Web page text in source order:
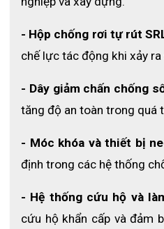
- Hộp chống rơi tự rút
chế lực tác động khi xảy ra
- Dây giảm chấn chống
tăng độ an toàn trong quá
- Móc khóa và thiết bị
định trong các hệ thống
- Hệ thống cứu hộ và
cứu hộ khẩn cấp và đảm